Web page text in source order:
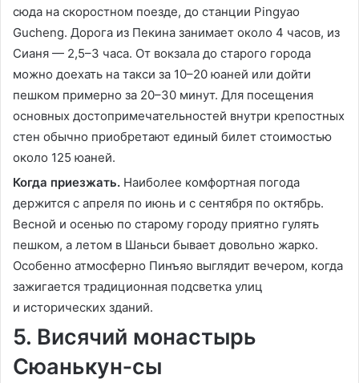
сюда на скоростном поезде, до станции Pingyao
Gucheng. Дорога из Пекина занимает около 4 часов, из
Сианя — 2,5–3 часа. От вокзала до старого города
можно доехать на такси за 10–20 юаней или дойти
пешком примерно за 20–30 минут. Для посещения
основных достопримечательностей внутри крепостных
стен обычно приобретают единый билет стоимостью
около 125 юаней.
Когда приезжать. Наиболее комфортная погода
держится с апреля по июнь и с сентября по октябрь.
Весной и осенью по старому городу приятно гулять
пешком, а летом в Шаньси бывает довольно жарко.
Особенно атмосферно Пинъяо выглядит вечером, когда
зажигается традиционная подсветка улиц
и исторических зданий.
5. Висячий монастырь
Сюанькун‑сы